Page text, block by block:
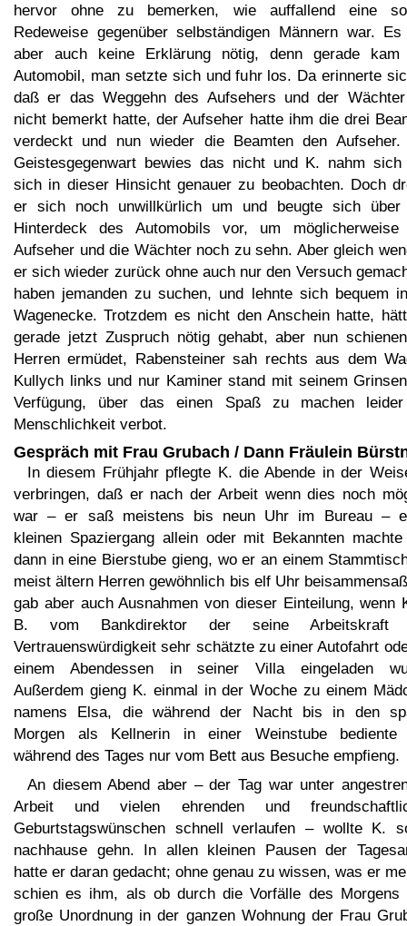
hervor ohne zu bemerken, wie auffallend eine
Redeweise gegenüber selbständigen Männern war.
aber auch keine Erklärung nötig, denn gerade kam
Automobil, man setzte sich und fuhr los. Da erinnerte
daß er das Weggehn des Aufsehers und der
nicht bemerkt hatte, der Aufseher hatte ihm die drei
verdeckt und nun wieder die Beamten den Aufseher.
Geistesgegenwart bewies das nicht und K. nahm sich
sich in dieser Hinsicht genauer zu beobachten. Doch
er sich noch unwillkürlich um und beugte sich über
Hinterdeck des Automobils vor, um möglicherweise
Aufseher und die Wächter noch zu sehn. Aber gleich
er sich wieder zurück ohne auch nur den Versuch
haben jemanden zu suchen, und lehnte sich bequem
Wagenecke. Trotzdem es nicht den Anschein hatte,
gerade jetzt Zuspruch nötig gehabt, aber nun
Herren ermüdet, Rabensteiner sah rechts aus dem
Kullych links und nur Kaminer stand mit seinem
Verfügung, über das einen Spaß zu machen
Menschlichkeit verbot.
Gespräch mit Frau Grubach / Dann Fräulein
In diesem Frühjahr pflegte K. die Abende in der
verbringen, daß er nach der Arbeit wenn dies noch
war – er saß meistens bis neun Uhr im Bureau –
kleinen Spaziergang allein oder mit Bekannten
dann in eine Bierstube gieng, wo er an einem
meist ältern Herren gewöhnlich bis elf Uhr
gab aber auch Ausnahmen von dieser Einteilung, wenn
B. vom Bankdirektor der seine Arbeitskraft
Vertrauenswürdigkeit sehr schätzte zu einer Autofahrt
einem Abendessen in seiner Villa eingeladen
Außerdem gieng K. einmal in der Woche zu einem
namens Elsa, die während der Nacht bis in den
Morgen als Kellnerin in einer Weinstube bediente
während des Tages nur vom Bett aus Besuche empfieng.
An diesem Abend aber – der Tag war unter
Arbeit und vielen ehrenden und
Geburtstagswünschen schnell verlaufen – wollte K.
nachhause gehn. In allen kleinen Pausen der
hatte er daran gedacht; ohne genau zu wissen, was er
schien es ihm, als ob durch die Vorfälle des Morgens
große Unordnung in der ganzen Wohnung der Frau